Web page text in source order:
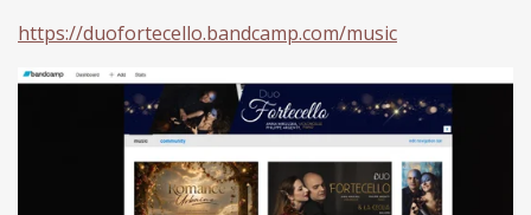
https://duofortecello.bandcamp.com/music